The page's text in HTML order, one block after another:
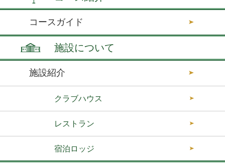
コースガイド
施設について
施設紹介
クラブハウス
レストラン
宿泊ロッジ